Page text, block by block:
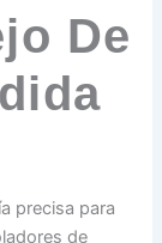
De
precisa para
de